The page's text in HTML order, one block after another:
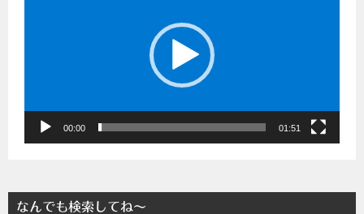
00:00 01:51
なんでも検索してね～